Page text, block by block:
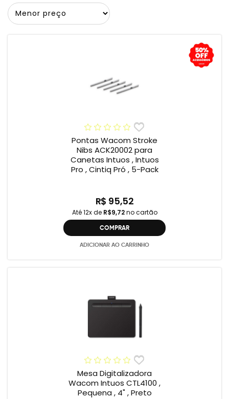
Pontas Wacom Stroke
Nibs ACK20002 para
Canetas Intuos , Intuos
Pro , Cintiq Pró , 5-Pack
R$ 95,52
Até 12x de R$9,72no cartão
COMPRAR
ADICIONAR AO CARRINHO
Mesa Digitalizadora
Wacom Intuos CTL4100 ,
Pequena , 4" , Preto